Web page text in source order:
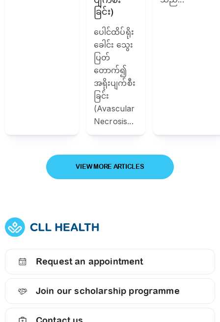
ခြင်း)
ပေါင်ထိပ်ရိုး
ခေါင်း သွေး
ပြတ်
တောက်၍
အရိုးပျက်စီး
ခြင်း
(Avascular
Necrosis...
VIEW MORE ARTICLES
Request an appointment
Join our scholarship programme